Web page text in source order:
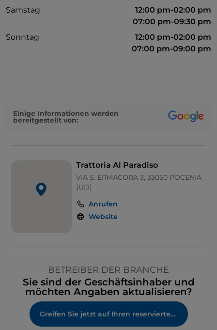
Samstag
12:00 pm-02:00 pm
07:00 pm-09:30 pm
Sonntag
12:00 pm-02:00 pm
07:00 pm-09:00 pm
Einige Informationen werden
bereitgestellt von:
Trattoria Al Paradiso
VIA S. ERMACORA 3, 33050 POCENIA
(UD)
Anrufen
Website
BETREIBER DER BRANCHE
Sie sind der Geschäftsinhaber und
möchten Angaben aktualisieren?
Greifen Sie jetzt auf Ihren reservierten Bereich zu